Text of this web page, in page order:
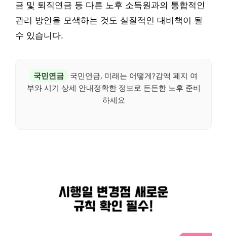
금 및 퇴직연금 등 다른 노후 소득원과의 통합적인
관리 방안을 모색하는 것도 실질적인 대비책이 될
수 있습니다.
국민연금
국민연금, 미래는 어떻게?감액 폐지 여
부와 시기 상세 안내정확한 정보로 든든한 노후 준비
하세요